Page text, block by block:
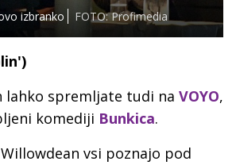
izbranko FOTO: Profimedia
lahko spremljate tudi na VOYO,
komediji Bunkica.
vsi poznajo pod